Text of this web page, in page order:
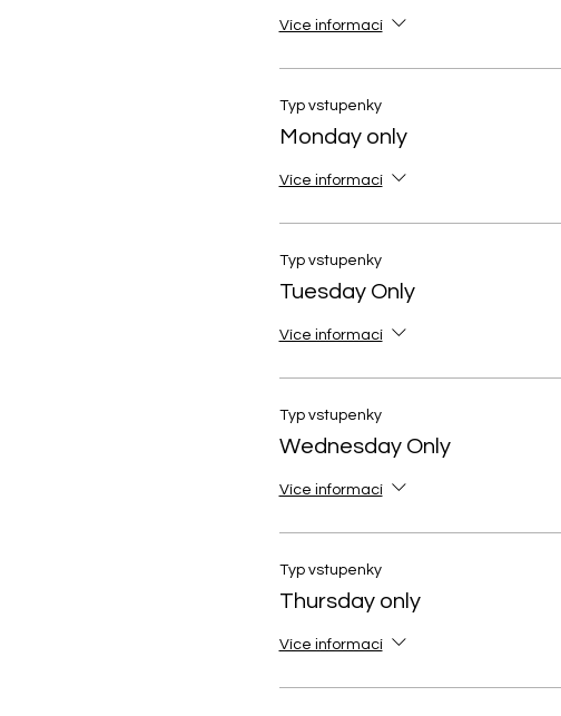
Více informací
Typ vstupenky
Monday only
Více informací
Typ vstupenky
Tuesday Only
Více informací
Typ vstupenky
Wednesday Only
Více informací
Typ vstupenky
Thursday only
Více informací